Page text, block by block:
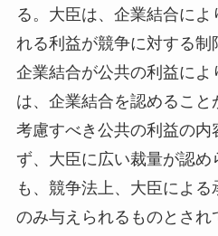
る。大臣は、企業結合によ
れる利益が競争に対する制
企業結合が公共の利益によ
は、企業結合を認めること
考慮すべき公共の利益の内
ず、大臣に広い裁量が認め
も、競争法上、大臣によ
のみ与えられるものとさ